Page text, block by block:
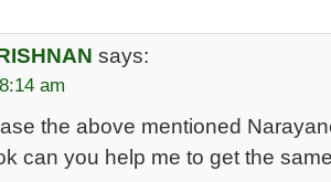
says:
am
the above mentioned
can you help me to get the